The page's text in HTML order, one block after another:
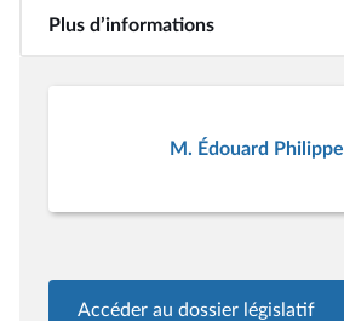
Plus d’informations
M. Édouard Philippe
Accéder au dossier législatif